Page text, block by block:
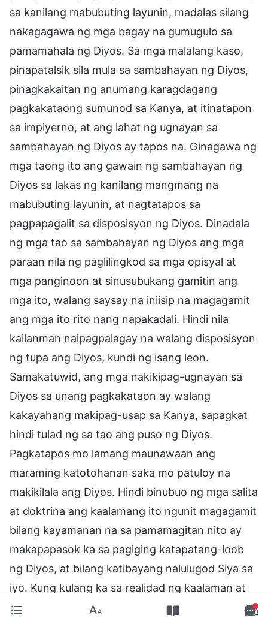
sa kanilang mabubuting layunin, madalas silang
nakagagawa ng mga bagay na gumugulo sa
pamamahala ng Diyos. Sa mga malalang kaso,
pinapatalsik sila mula sa sambahayan ng Diyos,
pinagkakaitan ng anumang karagdagang
pagkakataong sumunod sa Kanya, at itinatapon
sa impiyerno, at ang lahat ng ugnayan sa
sambahayan ng Diyos ay tapos na. Ginagawa ng
mga taong ito ang gawain ng sambahayan ng
Diyos sa lakas ng kanilang mangmang na
mabubuting layunin, at nagtatapos sa
pagpapagalit sa disposisyon ng Diyos. Dinadala
ng mga tao sa sambahayan ng Diyos ang mga
paraan nila ng paglilingkod sa mga opisyal at
mga panginoon at sinusubukang gamitin ang
mga ito, walang saysay na iniisip na magagamit
ang mga ito rito nang napakadali. Hindi nila
kailanman naipagpalagay na walang disposisyon
ng tupa ang Diyos, kundi ng isang leon.
Samakatuwid, ang mga nakikipag-ugnayan sa
Diyos sa unang pagkakataon ay walang
kakayahang makipag-usap sa Kanya, sapagkat
hindi tulad ng sa tao ang puso ng Diyos.
Pagkatapos mo lamang maunawaan ang
maraming katotohanan saka mo patuloy na
makikilala ang Diyos. Hindi binubuo ng mga salita
at doktrina ang kaalamang ito ngunit magagamit
bilang kayamanan na sa pamamagitan nito ay
makapapasok ka sa pagiging katapatang-loob
ng Diyos, at bilang katibayang nalulugod Siya sa
iyo. Kung kulang ka sa realidad ng kaalaman at
hindi nasasangkapan ng katotohanan, ang